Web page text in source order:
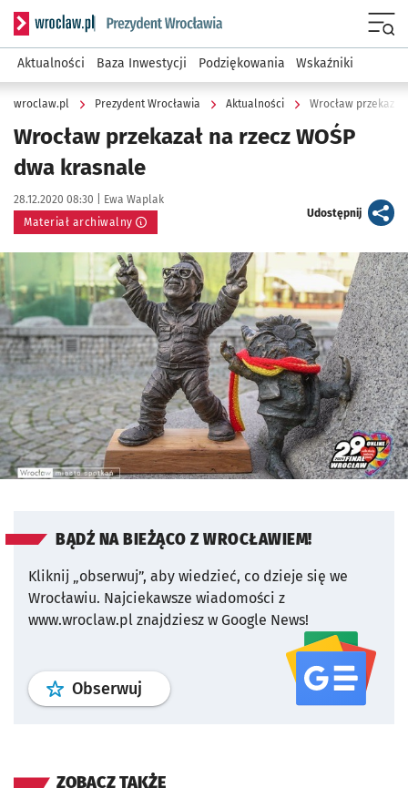
Serwis informacyjny wroclaw.pl podserwis: Prezydent
Aktualności Baza Inwestycji Podziękowania Wskaźniki
wroclaw.pl Prezydent Wrocławia Aktualności Wrocław
Wrocław przekazał na rzecz WOŚP
dwa krasnale
Data publikacji:
28.12.2020 08:30 | Autor:
Ewa Waplak
Materiał archiwalny
Udostępnijartykuł
Kliknij, aby powiększyć
BĄDŹ NA BIEŻĄCO Z WROCŁAWIEM!
Kliknij „obserwuj”, aby wiedzieć, co dzieje się we
Wrocławiu. Najciekawsze wiadomości z
www.wroclaw.pl znajdziesz w Google News!
Obserwuj profil serwisu
ZOBACZ TAKŻE